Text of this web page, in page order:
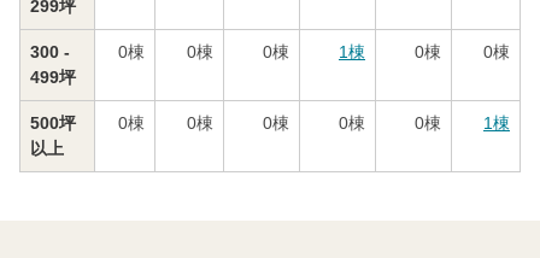
299坪
300 -
499坪
0棟 0棟 0棟 1棟 0棟 0棟
500坪
以上
0棟 0棟 0棟 0棟 0棟 1棟